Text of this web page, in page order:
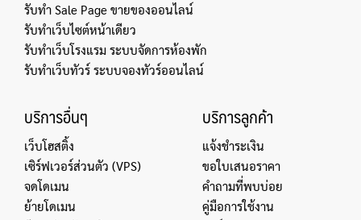
รับทำ Sale Page ขายของออนไลน์
รับทำเว็บไซต์หน้าเดียว
รับทำเว็บโรงแรม ระบบจัดการห้องพัก
รับทำเว็บทัวร์ ระบบจองทัวร์ออนไลน์
บริการอื่นๆ
เว็บโฮสติ้ง
เซิร์ฟเวอร์ส่วนตัว (VPS)
จดโดเมน
ย้ายโดเมน
บริการลูกค้า
แจ้งชำระเงิน
ขอใบเสนอราคา
คำถามที่พบบ่อย
คู่มือการใช้งาน